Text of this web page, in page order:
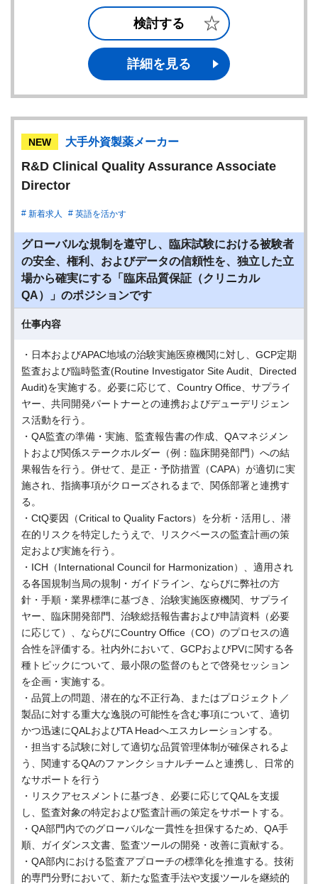
検討する
詳細を見る
NEW 大手外資製薬メーカー
R&D Clinical Quality Assurance Associate
Director
新着求人 英語を活かす
グローバルな規制を遵守し、臨床試験における被験者
の安全、権利、およびデータの信頼性を、独立した立
場から確実にする「臨床品質保証（クリニカル
QA）」のポジションです
仕事内容
・日本およびAPAC地域の治験実施医療機関に対し、GCP定期
監査および臨時監査(Routine Investigator Site Audit、Directed
Audit)を実施する。必要に応じて、Country Office、サプライ
ヤー、共同開発パートナーとの連携およびデューデリジェン
ス活動を行う。
・QA監査の準備・実施、監査報告書の作成、QAマネジメン
トおよび関係ステークホルダー（例：臨床開発部門）への結
果報告を行う。併せて、是正・予防措置（CAPA）が適切に実
施され、指摘事項がクローズされるまで、関係部署と連携す
る。
・CtQ要因（Critical to Quality Factors）を分析・活用し、潜
在的リスクを特定したうえで、リスクベースの監査計画の策
定および実施を行う。
・ICH（International Council for Harmonization）、適用され
る各国規制当局の規制・ガイドライン、ならびに弊社の方
針・手順・業界標準に基づき、治験実施医療機関、サプライ
ヤー、臨床開発部門、治験総括報告書および申請資料（必要
に応じて）、ならびにCountry Office（CO）のプロセスの適
合性を評価する。社内外において、GCPおよびPVに関する各
種トピックについて、最小限の監督のもとで啓発セッション
を企画・実施する。
・品質上の問題、潜在的な不正行為、またはプロジェクト／
製品に対する重大な逸脱の可能性を含む事項について、適切
かつ迅速にQALおよびTA Headへエスカレーションする。
・担当する試験に対して適切な品質管理体制が確保されるよ
う、関連するQAのファンクショナルチームと連携し、日常的
なサポートを行う
・リスクアセスメントに基づき、必要に応じてQALを支援
し、監査対象の特定および監査計画の策定をサポートする。
・QA部門内でのグローバルな一貫性を担保するため、QA手
順、ガイダンス文書、監査ツールの開発・改善に貢献する。
・QA部内における監査アプローチの標準化を推進する。技術
的専門分野において、新たな監査手法や支援ツールを継続的